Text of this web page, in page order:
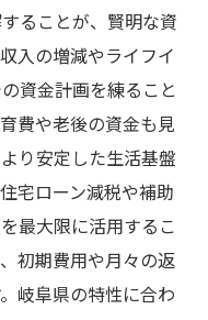
ることが、賢明な資
入の増減やライフイ
資金計画を練ること
費や老後の資金も見
り安定した生活基盤
宅ローン減税や補助
最大限に活用するこ
初期費用や月々の返
岐阜県の特性に合わ